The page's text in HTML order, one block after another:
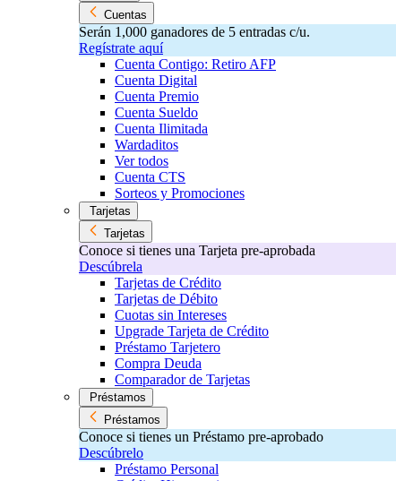
Cuentas
Serán 1,000 ganadores de 5 entradas c/u.
Regístrate aquí
Cuenta Contigo: Retiro AFP
Cuenta Digital
Cuenta Premio
Cuenta Sueldo
Cuenta Ilimitada
Wardaditos
Ver todos
Cuenta CTS
Sorteos y Promociones
Tarjetas
Tarjetas
Conoce si tienes una Tarjeta pre-aprobada
Descúbrela
Tarjetas de Crédito
Tarjetas de Débito
Cuotas sin Intereses
Upgrade Tarjeta de Crédito
Préstamo Tarjetero
Compra Deuda
Comparador de Tarjetas
Préstamos
Préstamos
Conoce si tienes un Préstamo pre-aprobado
Descúbrelo
Préstamo Personal